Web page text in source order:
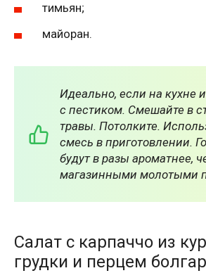
тимьян;
майоран.
Идеально, если на кухне
с пестиком. Смешайте в
травы. Потолките.
смесь в приготовлении.
будут в разы ароматнее,
магазинными молотыми
Салат с карпаччо из
грудки и перцем